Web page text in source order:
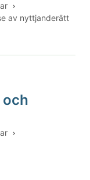
av nyttjanderätt